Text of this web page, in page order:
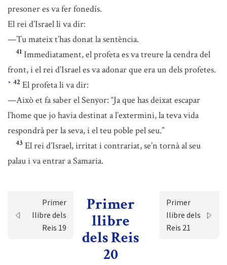
presoner es va fer fonedís.
El rei d’Israel li va dir:
—Tu mateix t’has donat la sentència.
41 Immediatament, el profeta es va treure la cendra del
front, i el rei d’Israel es va adonar que era un dels profetes.
* 42 El profeta li va dir:
—Això et fa saber el Senyor: “Ja que has deixat escapar
l’home que jo havia destinat a l’extermini, la teva vida
respondrà per la seva, i el teu poble pel seu.”
43 El rei d’Israel, irritat i contrariat, se’n tornà al seu
palau i va entrar a Samaria.
Primer
llibre dels
Reis 19
Primer
llibre
dels Reis
20
Primer
llibre dels
Reis 21